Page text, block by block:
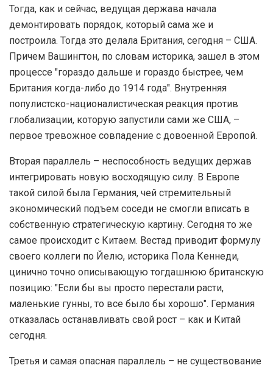
Тогда, как и сейчас, ведущая держава начала
демонтировать порядок, который сама же и
построила. Тогда это делала Британия, сегодня – США.
Причем Вашингтон, по словам историка, зашел в этом
процессе "гораздо дальше и гораздо быстрее, чем
Британия когда-либо до 1914 года". Внутренняя
популистско-националистическая реакция против
глобализации, которую запустили сами же США, –
первое тревожное совпадение с довоенной Европой.
Вторая параллель – неспособность ведущих держав
интегрировать новую восходящую силу. В Европе
такой силой была Германия, чей стремительный
экономический подъем соседи не смогли вписать в
собственную стратегическую картину. Сегодня то же
самое происходит с Китаем. Вестад приводит формулу
своего коллеги по Йелю, историка Пола Кеннеди,
цинично точно описывающую тогдашнюю британскую
позицию: "Если бы вы просто перестали расти,
маленькие гунны, то все было бы хорошо". Германия
отказалась останавливать свой рост – как и Китай
сегодня.
Третья и самая опасная параллель – не существование